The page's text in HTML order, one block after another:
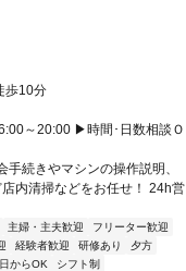
歩10分
～20:00 ▶時間･日数相談Ｏ
続きやマシンの操作説明、
内清掃などをお任せ！ 24h営
主婦・主夫歓迎
フリーター歓迎
経験者歓迎 研修あり
夕方
からOK シフト制